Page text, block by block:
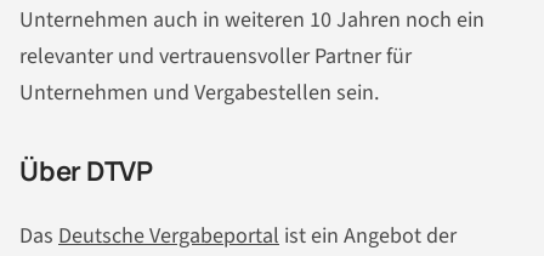
Unternehmen auch in weiteren 10 Jahren noch ein
relevanter und vertrauensvoller Partner für
Unternehmen und Vergabestellen sein.
Über DTVP
Das Deutsche Vergabeportal ist ein Angebot der